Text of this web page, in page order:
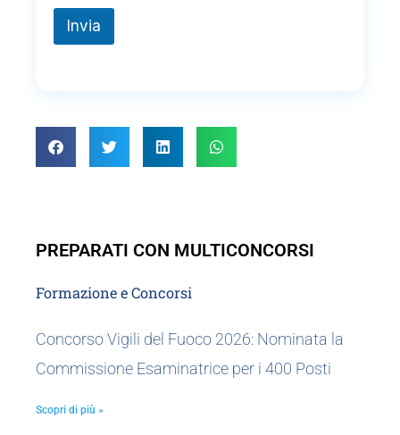
Invia
PREPARATI CON MULTICONCORSI
Formazione e Concorsi
Concorso Vigili del Fuoco 2026: Nominata la
Commissione Esaminatrice per i 400 Posti
Scopri di più »